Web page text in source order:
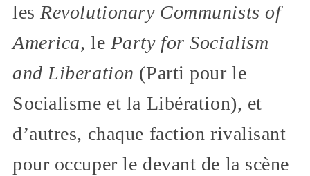
lesRevolutionary Communists of
America, le Party for Socialism
and Liberation (Parti pour le
Socialisme et la Libération), et
d’autres, chaque faction rivalisant
pour occuper le devant de la scène